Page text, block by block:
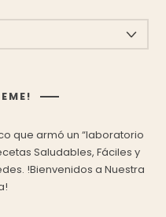
que armó un “laboratorio
Saludables, Fáciles y
!Bienvenidos a Nuestra